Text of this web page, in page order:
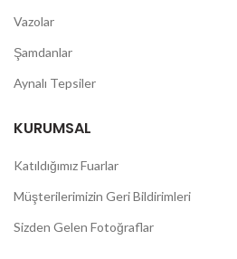
Vazolar
Şamdanlar
Aynalı Tepsiler
KURUMSAL
Katıldığımız Fuarlar
Müşterilerimizin Geri Bildirimleri
Sizden Gelen Fotoğraflar